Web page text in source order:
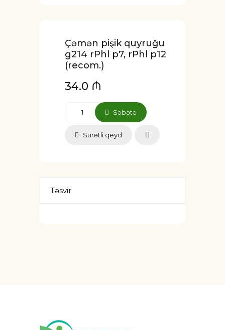
Çəmən pişik quyruğu
g214 rPhl p7, rPhl p12
(recom.)
34.0 ₼
Səbətə
Sürətli qeyd
Təsvir